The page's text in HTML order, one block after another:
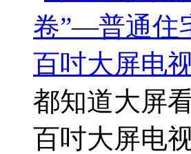
都知道大屏
百吋大屏电